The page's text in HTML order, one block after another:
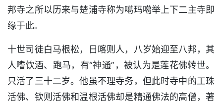
邦寺之所以历来与楚浦寺称为噶玛噶举上下二主寺即
缘于此。
十世司徒白马根松，日喀则人，八岁始迎至八邦，其
人嗜饮酒、跑马，有“神通”，被认为是莲花佛转世。
只活了三十二岁。他虽不理寺务，但此时寺中的工珠
活佛、钦则活佛和温根活佛却是精通佛法的高僧，著